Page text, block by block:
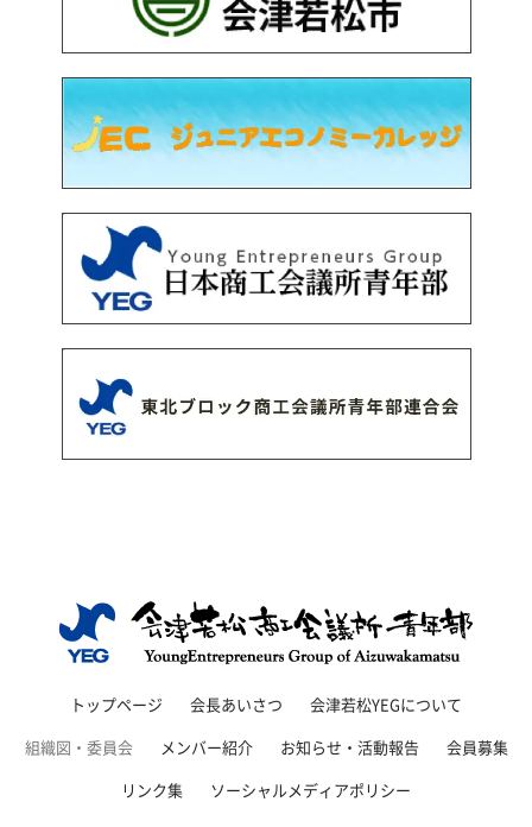
トップページ 会長あいさつ
会津若松YEGについて
組織図・委員会
メンバー紹介 お知らせ・活動報告
会員募集
リンク集
ソーシャルメディアポリシー